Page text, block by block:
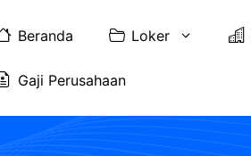
Beranda Loker
Gaji Perusahaan